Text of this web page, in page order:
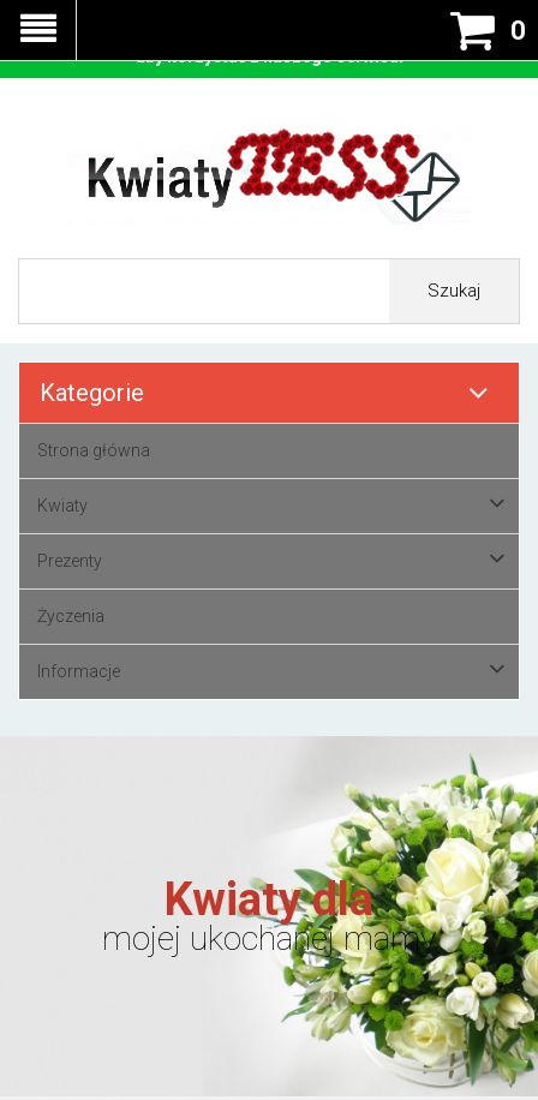
0
Szukaj
Kategorie
Strona główna
Kwiaty
Prezenty
Życzenia
Informacje
Kwiaty dla
mojej ukochanej mamy
Nasza strona korzysta z cookies - czyli tzw ciastek w celu
prawidłowego działania. Zaakceptuj przyjmowanie cookies
aby korzystać z naszego serwisu.